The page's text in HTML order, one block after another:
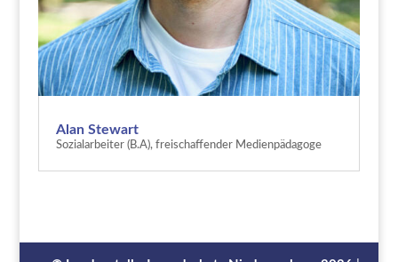
Alan Stewart
Sozialarbeiter (B.A), freischaffender Medienpädagoge